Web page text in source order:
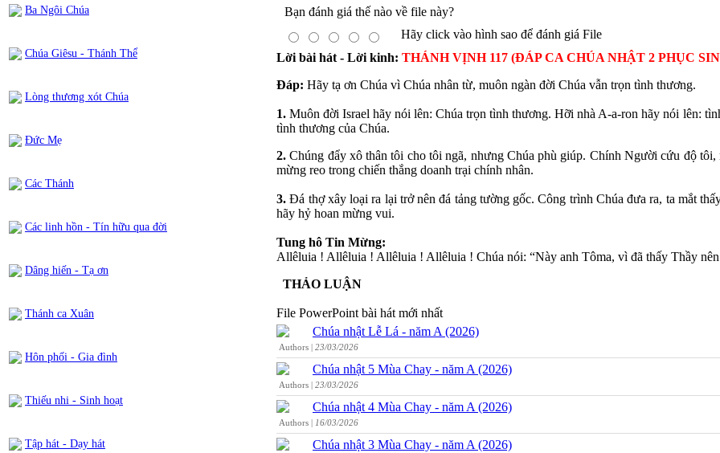
Ba Ngôi Chúa
Chúa Giêsu - Thánh Thể
Lòng thương xót Chúa
Đức Mẹ
Các Thánh
Các linh hồn - Tín hữu qua đời
Dâng hiến - Tạ ơn
Thánh ca Xuân
Hôn phối - Gia đình
Thiếu nhi - Sinh hoạt
Tập hát - Dạy hát
Bạn đánh giá thế nào về file này?
Hãy click vào hình sao để đánh giá File
Lời bài hát - Lời kinh: THÁNH VỊNH 117 (ĐÁP CA CHÚA NHẬT 2 PHỤC
Đáp: Hãy tạ ơn Chúa vì Chúa nhân từ, muôn ngàn đời Chúa vẫn trọn tình thương.
1.Muôn đời Israel hãy nói lên: Chúa trọn tình thương. Hỡi nhà A-a-ron hãy nói lên:
tình thương của Chúa.
2.Chúng đẩy xô thân tôi cho tôi ngã, nhưng Chúa phù giúp. Chính Người cứu độ
mừng reo trong chiến thắng doanh trại chính nhân.
3.Đá thợ xây loại ra lại trở nên đá tảng tường gốc. Công trình Chúa đưa ra, ta mắt
hãy hỷ hoan mừng vui.
Tung hô Tin Mừng:
Allêluia ! Allêluia ! Allêluia ! Allêluia ! Chúa nói: “Này anh Tôma, vì đã thấy Thầy
THẢO LUẬN
File PowerPoint bài hát mới nhất
Chúa nhật Lễ Lá - năm A (2026)
Authors | 23/03/2026
Chúa nhật 5 Mùa Chay - năm A (2026)
Authors | 23/03/2026
Chúa nhật 4 Mùa Chay - năm A (2026)
Authors | 16/03/2026
Chúa nhật 3 Mùa Chay - năm A (2026)